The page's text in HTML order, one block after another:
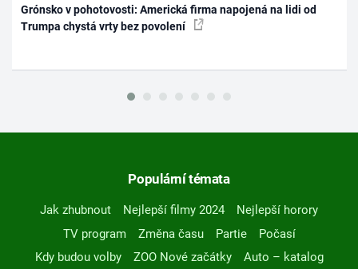
Grónsko v pohotovosti: Americká firma napojená na lidi od
Trumpa chystá vrty bez povolení
Populární témata
Jak zhubnout Nejlepší filmy 2024
Nejlepší horory
TV program
Změna času Partie
Počasí
Kdy budou volby
ZOO Nové začátky
Auto – katalog